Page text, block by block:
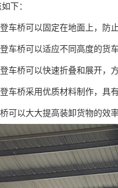
下：
车桥可以固定在地面上，防
车桥可以适应不同高度的货
车桥可以快速折叠和展开，
车桥采用优质材料制作，具
可以大大提高装卸货物的效